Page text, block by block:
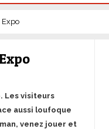
Expo
Les visiteurs
aussi loufoque
venez jouer et